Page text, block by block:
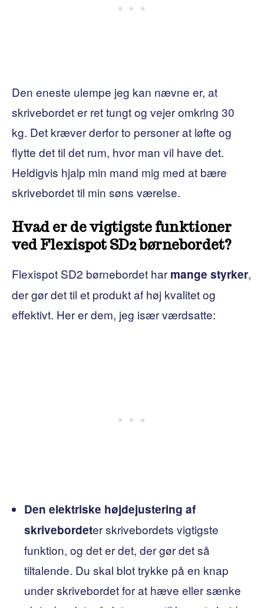
Den eneste ulempe jeg kan nævne er, at
skrivebordet er ret tungt og vejer omkring 30
kg. Det kræver derfor to personer at løfte og
flytte det til det rum, hvor man vil have det.
Heldigvis hjalp min mand mig med at bære
skrivebordet til min søns værelse.
Hvad er de vigtigste funktioner
ved Flexispot SD2 børnebordet?
Flexispot SD2 børnebordet har mange styrker,
der gør det til et produkt af høj kvalitet og
effektivt. Her er dem, jeg især værdsatte:
Den elektriske højdejustering af
skrivebordeter skrivebordets vigtigste
funktion, og det er det, der gør det så
tiltalende. Du skal blot trykke på en knap
under skrivebordet for at hæve eller sænke